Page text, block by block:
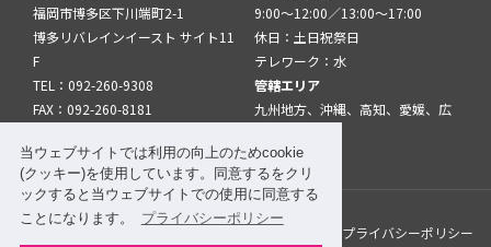
当ウェブサイトでは利用の向上のためcookie
(クッキー)を使用しています。同意するをクリ
ックすると当ウェブサイトでの使用に同意する
ことになります。
プライバシーポリシー
福岡市博多区下川端町2-1
博多リバレインイースト サイト11
F
TEL：092-260-9308
FAX：092-260-8181
9:00～12:00／13:00～17:00
休日：土日祝祭日
テレワーク：水
管轄エリア
九州地方、沖縄、高知、愛媛、広
このサイトについて プライバシーポリシー